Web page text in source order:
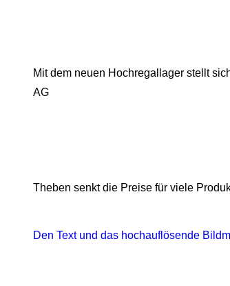
Mit dem neuen Hochregallager stellt
AG
Theben senkt die Preise für viele
Den Text und das hochauflösende